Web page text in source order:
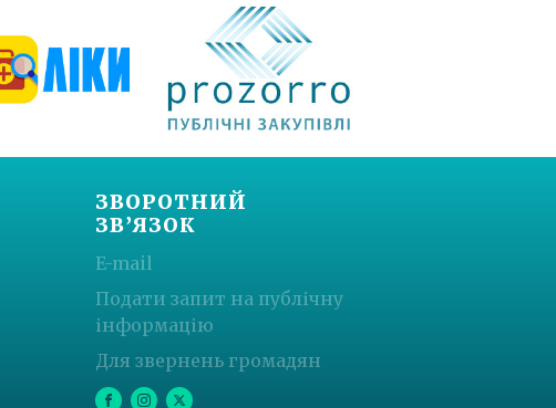
ЗВОРОТНИЙ
ЗВ’ЯЗОК
E-mail
Подати запит на публічну
інформацію
Для звернень громадян